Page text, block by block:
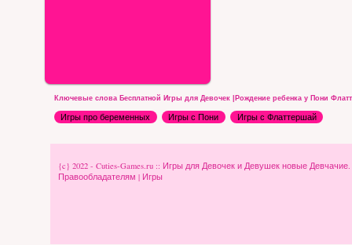
Ключевые слова Бесплатной Игры для Девочек |Рождение ребенка у Пони
Игры про беременных Игры с Пони Игры с Флаттершай
{c} 2022 - Cuties-Games.ru :: Игры для Девочек и Девушек новые
Правообладателям | Игры